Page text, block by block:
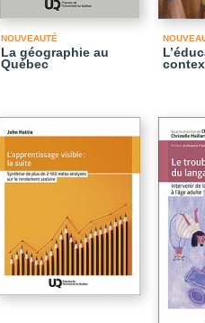
NOUVEAUTÉ
La géographie au
Québec